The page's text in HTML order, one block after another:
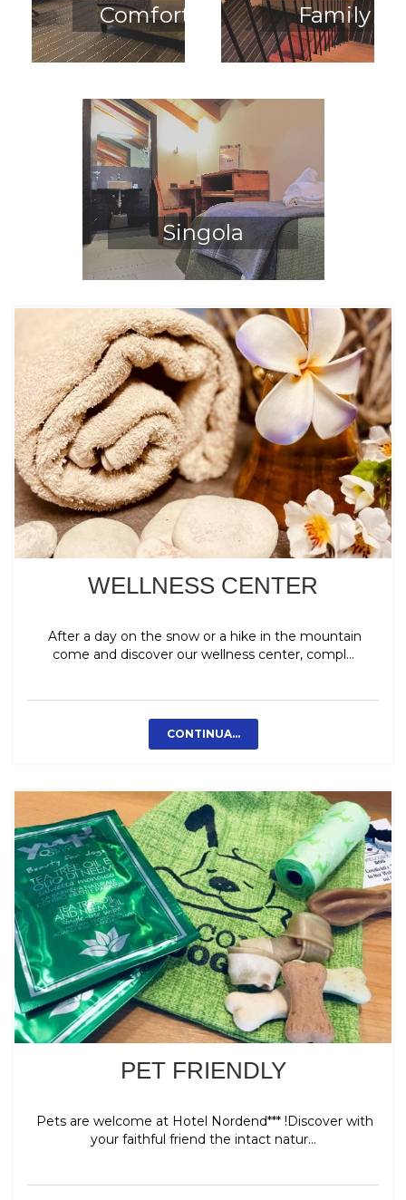
Comfort Family
Singola
WELLNESS CENTER
After a day on the snow or a hike in the mountain
come and discover our wellness center, compl...
CONTINUA...
PET FRIENDLY
Pets are welcome at Hotel Nordend*** !Discover with
your faithful friend the intact natur...